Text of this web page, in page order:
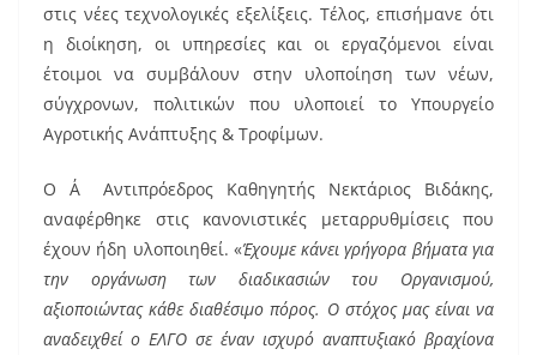
στις νέες τεχνολογικές εξελίξεις. Τέλος, επισήμανε ότι
η διοίκηση, οι υπηρεσίες και οι εργαζόμενοι είναι
έτοιμοι να συμβάλουν στην υλοποίηση των νέων,
σύγχρονων, πολιτικών που υλοποιεί το Υπουργείο
Αγροτικής Ανάπτυξης & Τροφίμων.
Ο Α΄ Αντιπρόεδρος Καθηγητής Νεκτάριος Βιδάκης,
αναφέρθηκε στις κανονιστικές μεταρρυθμίσεις που
έχουν ήδη υλοποιηθεί. «Έχουμε κάνει γρήγορα βήματα για
την οργάνωση των διαδικασιών του Οργανισμού,
αξιοποιώντας κάθε διαθέσιμο πόρος. Ο στόχος μας είναι να
αναδειχθεί ο ΕΛΓΟ σε έναν ισχυρό αναπτυξιακό βραχίονα